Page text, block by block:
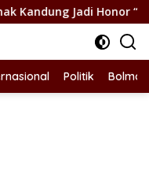
Honor “Siluman”
Politik